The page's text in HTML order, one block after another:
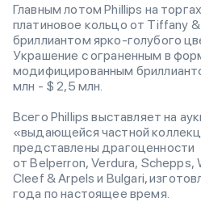
Главным лотом Phillips на
платиновое кольцо от Tiffany
бриллиантом ярко-голубого
Украшение с ограненным в
модифицированным
млн - $ 2,5 млн.
Всего Phillips выставляет на
«выдающейся частной
представлены драгоценности
от Belperron, Verdura, Schepps,
Cleef & Arpels и Bulgari,
года по настоящее время.